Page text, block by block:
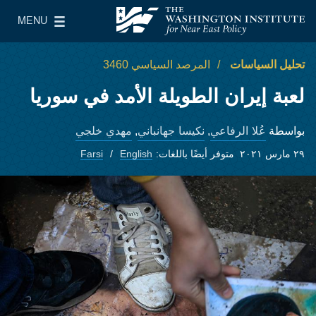
معهد واشنطن لسياسات الشرق الأدنى
MENU
Main Menu
تحليل السياسات المرصد السياسي 3460
لعبة إيران الطويلة الأمد في سوريا
بواسطة عُلا الرفاعي, نكيسا جهانباني, مهدي خلجي
٢٩ مارس ٢٠٢١ متوفر أيضًا باللغات: English
Farsi